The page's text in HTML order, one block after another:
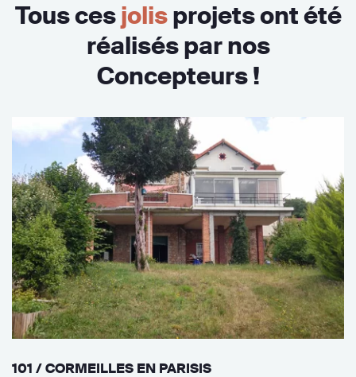
Tous cesjolisprojets ont été
réalisés par nos
Concepteurs !
101 / CORMEILLES EN PARISIS